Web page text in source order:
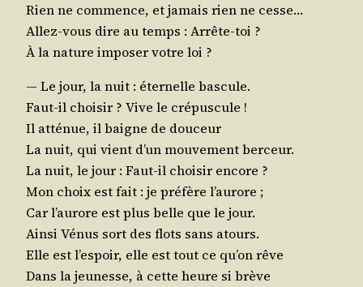
Rien ne com­mence, et jamais rien ne cesse…
Allez-vous dire au temps : Arrête-toi ?
À la nature impo­ser votre loi ?
— Le jour, la nuit : éter­nelle bascule.
Faut-il choi­sir ? Vive le crépuscule !
Il atté­nue, il baigne de douceur
La nuit, qui vient d’un mou­ve­ment berceur.
La nuit, le jour : Faut-il choi­sir encore ?
Mon choix est fait : je pré­fère l’aurore ;
Car l’au­rore est plus belle que le jour.
Ain­si Vénus sort des flots sans atours.
Elle est l’es­poir, elle est tout ce qu’on rêve
Dans la jeu­nesse, à cette heure si brève